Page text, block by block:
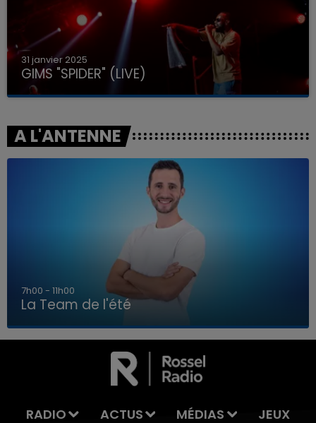
LA TEAM DE L'ÉTÉ
31 janvier 2025
GIMS "SPIDER" (LIVE)
A L'ANTENNE
7h00 - 11h00
La Team de l'été
RADIO ACTUS MÉDIAS JEUX